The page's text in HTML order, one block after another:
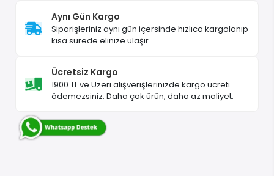
Aynı Gün Kargo
Siparişleriniz aynı gün içersinde hızlıca kargolanıp
kısa sürede elinize ulaşır.
Ücretsiz Kargo
1900 TL ve Üzeri alışverişlerinizde kargo ücreti
ödemezsiniz. Daha çok ürün, daha az maliyet.